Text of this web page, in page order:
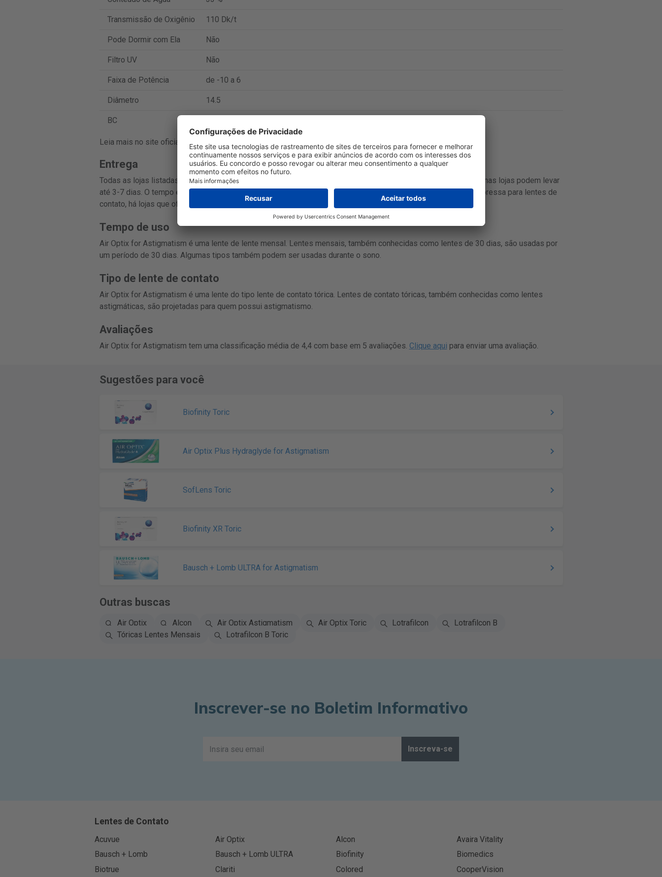
Transmissão de Oxigênio 110 Dk/t
Pode Dormir com Ela Não
Filtro UV Não
Faixa de Potência de -10 a 6
Diâmetro 14.5
BC
Leia mais no site oficial do fabricante: https://www.alcon.com/
Entrega
Todas as lojas listadas nesta página enviam para Brasil. O tempo típico de entrega é de 1-3 dias, enquanto algumas lojas podem levar
até 3-7 dias. O tempo exato de entrega pode ser encontrado no site da loja. Se você precisa de uma entrega expressa para lentes de
contato, há lojas que oferecem este serviço.
Tempo de uso
Air Optix for Astigmatism é uma lente de lente mensal. Lentes mensais, também conhecidas como lentes de 30 dias, são usadas por
um período de 30 dias. Algumas tipos também podem ser usadas durante o sono.
Tipo de lente de contato
Air Optix for Astigmatism é uma lente do tipo lente de contato tórica. Lentes de contato tóricas, também conhecidas como lentes
astigmáticas, são projetadas para quem possui astigmatismo.
Avaliações
Air Optix for Astigmatism tem uma classificação média de 4,4 com base em 5 avaliações. Clique aqui para enviar uma avaliação.
Sugestões para você
Biofinity Toric
Air Optix Plus Hydraglyde for Astigmatism
SofLens Toric
Biofinity XR Toric
Bausch + Lomb ULTRA for Astigmatism
Outras buscas
Air Optix Alcon Air Optix Astigmatism Air Optix Toric Lotrafilcon
Lotrafilcon B
Tóricas Lentes Mensais
Lotrafilcon B Toric
Inscrever-se no Boletim Informativo
Inscreva-se
Lentes de Contato
Acuvue Air Optix Alcon
Avaira Vitality
Bausch + Lomb
Bausch + Lomb ULTRA Biofinity
Biomedics
Biotrue
Clariti Colored CooperVision